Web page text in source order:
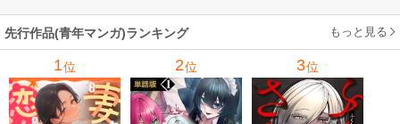
してみた
魔王軍の最高幹部
に迎えられる～
六/ユウヒ
先行作品(青年マンガ)ランキング もっと見る
1位 2位 3位